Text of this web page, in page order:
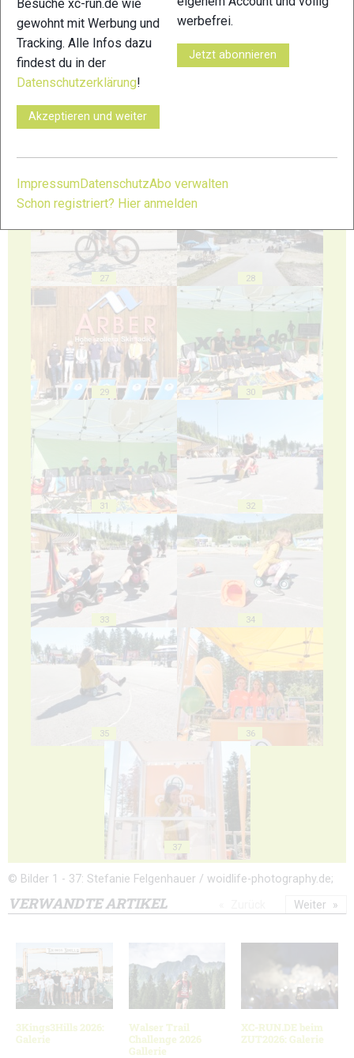
23 24
27 28
29 30
31 32
33 34
35 36
37
© Bilder 1 - 37: Stefanie Felgenhauer / woidlife-photography.de;
VERWANDTE ARTIKEL
3Kings3Hills 2026:
Galerie
Walser Trail
Challenge 2026
Gallerie
XC-RUN.DE beim
ZUT2026: Galerie
Weiter
Besuche xc-run.de wie
gewohnt mit Werbung und
Tracking. Alle Infos dazu
findest du in der
Datenschutzerklärung!
Akzeptieren und weiter
werbefrei.
Jetzt abonnieren
Impressum DatenschutzAbo verwalten
Schon registriert? Hier anmelden